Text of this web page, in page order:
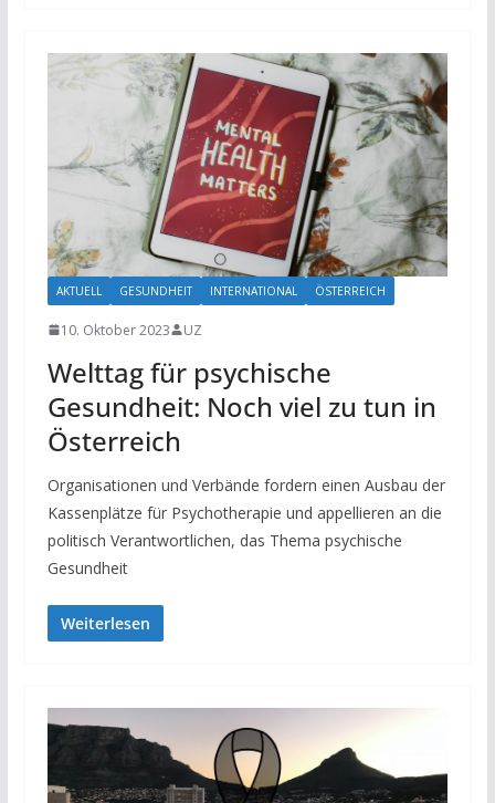
AKTUELL GESUNDHEIT INTERNATIONAL ÖSTERREICH
10. Oktober 2023 UZ
Welttag für psychische
Gesundheit: Noch viel zu tun in
Österreich
Organisationen und Verbände fordern einen Ausbau der
Kassenplätze für Psychotherapie und appellieren an die
politisch Verantwortlichen, das Thema psychische
Gesundheit
Weiterlesen